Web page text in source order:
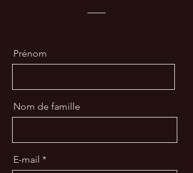
Prénom
Nom de famille
E-mail